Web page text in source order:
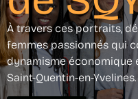
À travers ces portraits,
femmes passionnés qui
dynamisme économique
Saint-Quentin-en-Yvelines.